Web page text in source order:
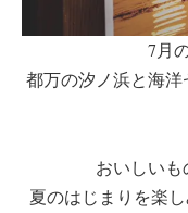
7月
都万の汐ノ浜と海
おいしい
夏のはじまりを楽